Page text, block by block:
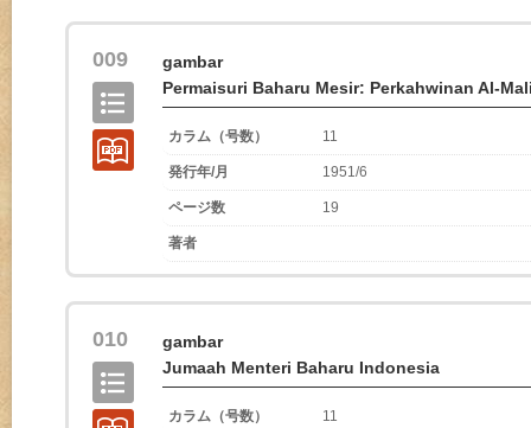
009
gambar
Permaisuri Baharu Mesir: Perkahwinan Al-
カラム（号数） 11
発行年/月 1951/6
ページ数 19
著者
010
gambar
Jumaah Menteri Baharu Indonesia
カラム（号数） 11